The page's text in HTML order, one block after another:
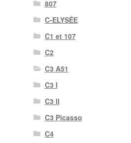
807
C-ELYSÉE
C1 et 107
C2
C3 A51
C3 I
C3 II
C3 Picasso
C4